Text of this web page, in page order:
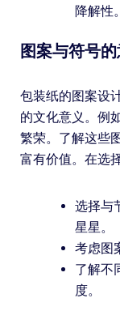
降解性。
图案与符号
包装纸的图案设
的文化意义。例
繁荣。了解这些
富有价值。在选
选择与
星星。
考虑图
了解不
度。